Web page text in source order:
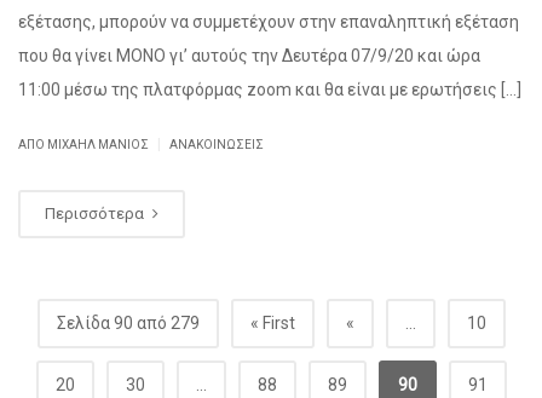
εξέτασης, μπορούν να συμμετέχουν στην επαναληπτική εξέταση
που θα γίνει ΜΟΝΟ γι’ αυτούς την Δευτέρα 07/9/20 και ώρα
11:00 μέσω της πλατφόρμας zoom και θα είναι με ερωτήσεις […]
ΑΠΌ ΜΙΧΑΉΛ ΜΑΝΙΌΣ ΑΝΑΚΟΙΝΏΣΕΙΣ
Περισσότερα
Σελίδα 90 από 279 « First « ... 10
20 30 ... 88 89 90 91